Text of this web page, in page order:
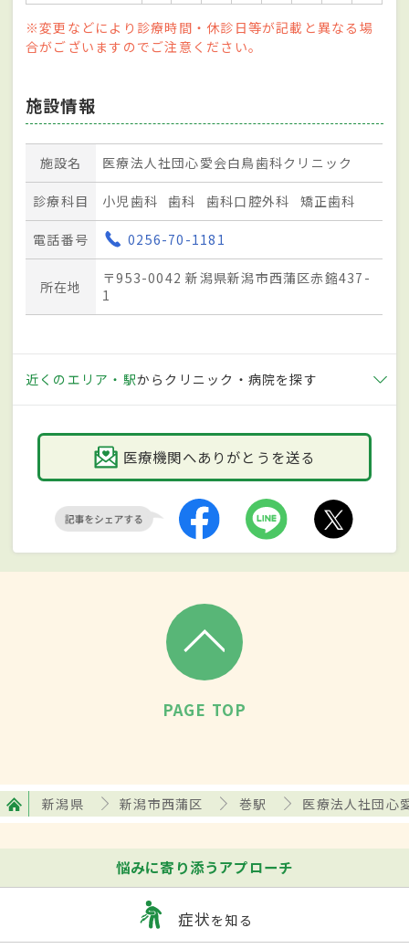
※変更などにより診療時間・休診日等が記載と異なる場
合がございますのでご注意ください。
施設情報
施設名 医療法人社団心愛会白鳥歯科クリニック
診療科目 小児歯科 歯科 歯科口腔外科 矯正歯科
電話番号 0256-70-1181
所在地
〒953-0042 新潟県新潟市西蒲区赤鏥437-
1
近くのエリア・駅からクリニック・病院を探す
医療機関へありがとうを送る
PAGE TOP
新潟県 新潟市西蒲区 巻駅 医療法人社団心
悩みに寄り添うアプローチ
症状を知る